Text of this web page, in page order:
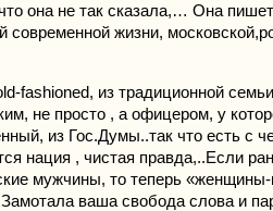
она не так сказала,… Она
современной жизни,
fashioned, из традиционной
не просто , а офицером, у
из Гос.Думы..так что есть с
нация , чистая правда,..Если
мужчины, то теперь
ваша свобода слова и